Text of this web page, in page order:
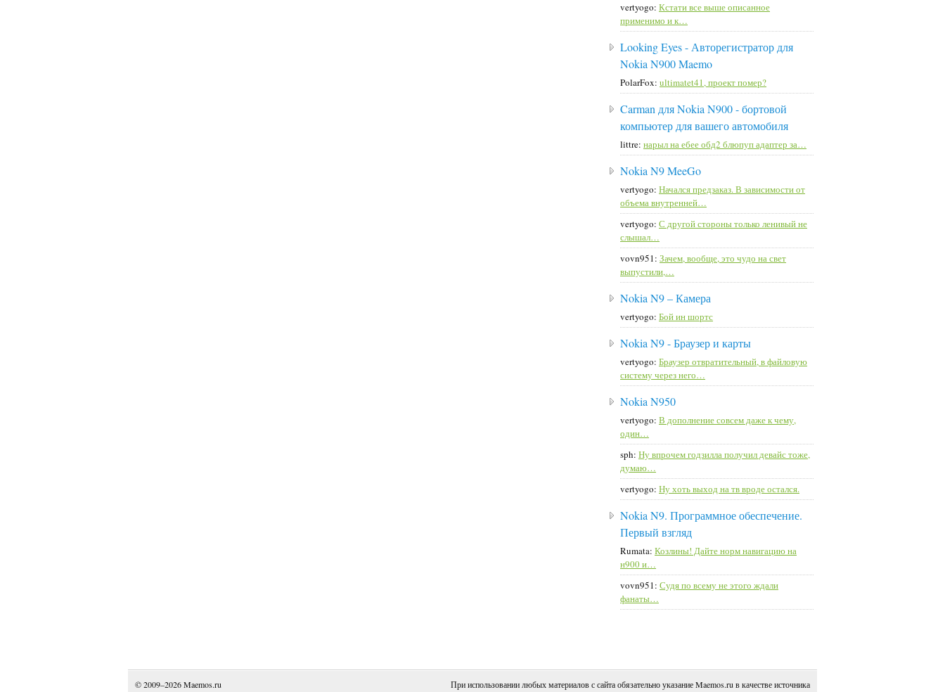
vertyogo: Кстати все выше описанное
применимо и к…
Looking Eyes - Авторегистратор для
Nokia N900 Maemo
PolarFox: ultimatet41, проект помер?
Carman для Nokia N900 - бортовой
компьютер для вашего автомобиля
littre: нарыл на ебее обд2 блюпуп адаптер за…
Nokia N9 MeeGo
vertyogo: Начался предзаказ. В зависимости от
объема внутренней…
vertyogo: С другой стороны только ленивый не
слышал…
vovn951: Зачем, вообще, это чудо на свет
выпустили,…
Nokia N9 – Камера
vertyogo: Бой ин шортс
Nokia N9 - Браузер и карты
vertyogo: Браузер отвратительный, в файловую
систему через него…
Nokia N950
vertyogo: В дополнение совсем даже к чему,
один…
sph: Ну впрочем годзилла получил девайс тоже,
думаю…
vertyogo: Ну хоть выход на тв вроде остался.
Nokia N9. Программное обеспечение.
Первый взгляд
Rumata: Козлины! Дайте норм навигацию на
н900 и…
vovn951: Судя по всему не этого ждали
фанаты…
© 2009–2026Maemos.ru При использовании любых материалов с сайта обязательно указание Maemos.ru в качестве источника